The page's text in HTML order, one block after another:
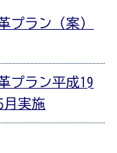
プラン（案）
プラン平成19
月実施